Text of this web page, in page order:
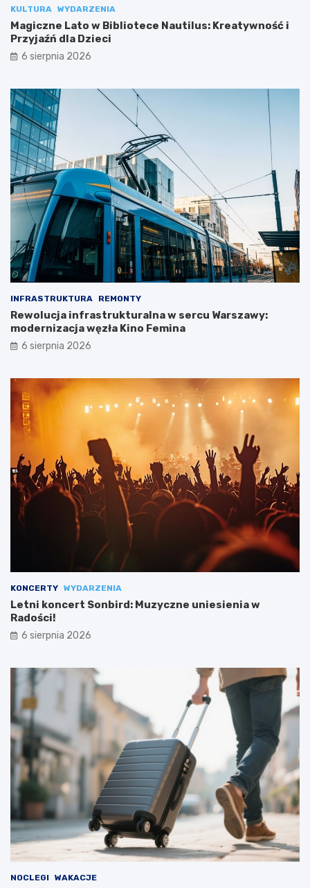
KULTURA WYDARZENIA
Magiczne Lato w Bibliotece Nautilus: Kreatywność i
Przyjaźń dla Dzieci
6 sierpnia 2026
INFRASTRUKTURA REMONTY
Rewolucja infrastrukturalna w sercu Warszawy:
modernizacja węzła Kino Femina
6 sierpnia 2026
KONCERTY WYDARZENIA
Letni koncert Sonbird: Muzyczne uniesienia w
Radości!
6 sierpnia 2026
NOCLEGI WAKACJE